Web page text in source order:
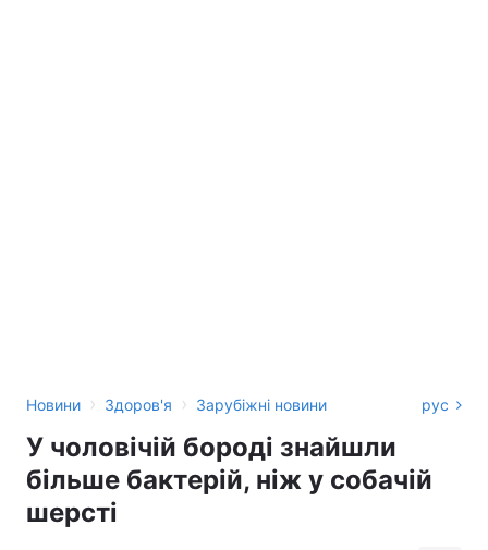
Новини › Здоров'я › Зарубіжні новини рус
У чоловічій бороді знайшли
більше бактерій, ніж у собачій
шерсті